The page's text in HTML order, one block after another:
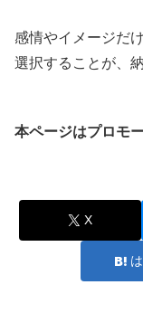
感情やイメージだ
選択することが、
本ページはプロモ
X